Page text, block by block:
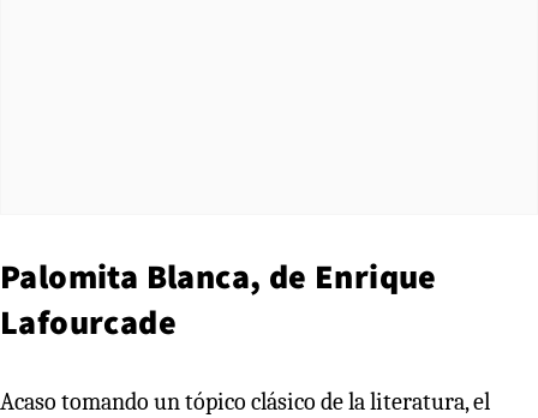
Palomita Blanca, de Enrique
Lafourcade
Acaso tomando un tópico clásico de la literatura, el